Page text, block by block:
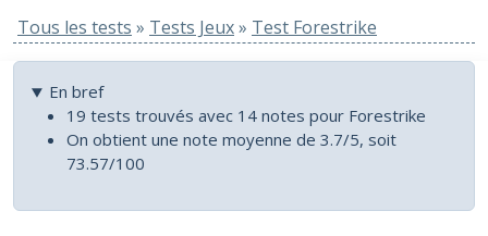
Tous les tests » Tests Jeux» Test Forestrike
En bref
19 tests trouvés avec 14 notes pour Forestrike
On obtient une note moyenne de 3.7/5, soit
73.57/100